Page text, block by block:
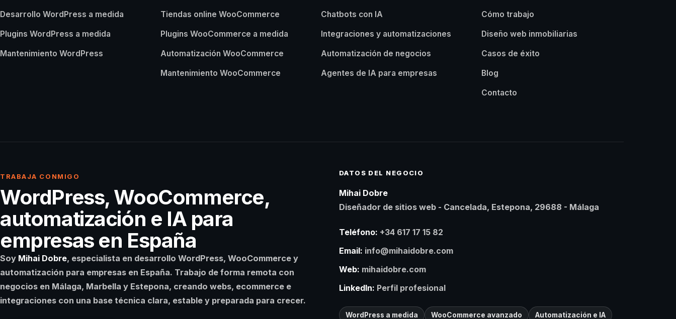
Desarrollo WordPress a medida
Plugins WordPress a medida
Mantenimiento WordPress
Tiendas online WooCommerce
Plugins WooCommerce a medida
Automatización WooCommerce
Mantenimiento WooCommerce
Chatbots con IA
Integraciones y automatizaciones
Automatización de negocios
Agentes de IA para empresas
Cómo trabajo
Diseño web inmobiliarias
Casos de éxito
Blog
Contacto
TRABAJA CONMIGO
WordPress, WooCommerce,
automatización e IA para
empresas en España
Soy Mihai Dobre, especialista en desarrollo WordPress, WooCommerce y
automatización para empresas en España. Trabajo de forma remota con
negocios en Málaga, Marbella y Estepona, creando webs, ecommerce e
integraciones con una base técnica clara, estable y preparada para crecer.
DATOS DEL NEGOCIO
Mihai Dobre
Diseñador de sitios web - Cancelada, Estepona, 29688 - Málaga
Teléfono: +34 617 17 15 82
Email: info@mihaidobre.com
Web: mihaidobre.com
LinkedIn: Perfil profesional
WordPress a medida WooCommerce avanzado Automatización e IA